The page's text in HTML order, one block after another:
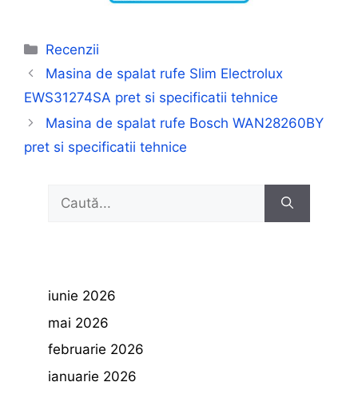
Categorii
Recenzii
Masina de spalat rufe Slim Electrolux
EWS31274SA pret si specificatii tehnice
Masina de spalat rufe Bosch WAN28260BY
pret si specificatii tehnice
Caută
iunie 2026
mai 2026
februarie 2026
ianuarie 2026